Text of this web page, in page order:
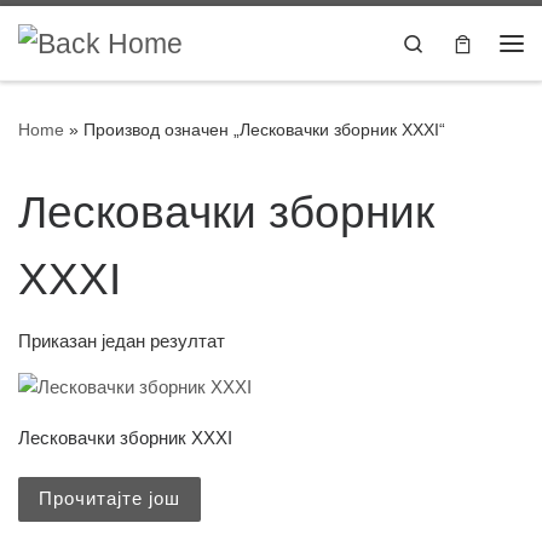
Skip to content Search
Home » Производ oзначен „Лесковачки зборник XXXI“
Лесковачки зборник
XXXI
Приказан један резултат
Лесковачки зборник XXXI
Прочитајте још